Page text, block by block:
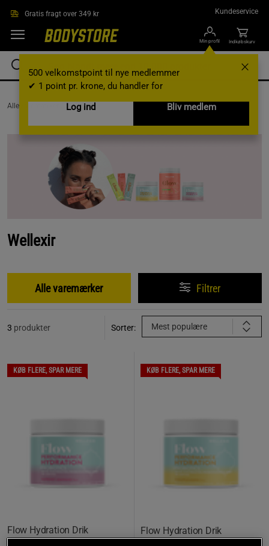
Gratis fragt over 349 kr Kundeservice
Min profil
500 velkomstpoint til nye medlemmer
✔ 1 point pr. krone, du handler for
Log ind
Bliv medlem
Indkøbskurv
AlleVaremærker / Wellexir
Wellexir
Alle varemærker Filtrer
3 produkter Sorter: Mest populære
KØB FLERE, SPAR MERE
Flow Hydration Drik
Hindbær Lemonade 300 g
KØB FLERE, SPAR MERE
Flow Hydration Drik
Ananas/Citron 300 g